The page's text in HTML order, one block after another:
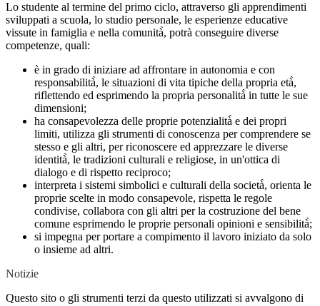
Lo studente al termine del primo ciclo, attraverso gli apprendimenti
sviluppati a scuola, lo studio personale, le esperienze educative
vissute in famiglia e nella comunità̀, potrà conseguire diverse
competenze, quali:
è in grado di iniziare ad affrontare in autonomia e con
responsabilità̀, le situazioni di vita tipiche della propria età̀,
riflettendo ed esprimendo la propria personalità̀ in tutte le sue
dimensioni;
ha consapevolezza delle proprie potenzialità̀ e dei propri
limiti, utilizza gli strumenti di conoscenza per comprendere se
stesso e gli altri, per riconoscere ed apprezzare le diverse
identità̀, le tradizioni culturali e religiose, in un'ottica di
dialogo e di rispetto reciproco;
interpreta i sistemi simbolici e culturali della società̀, orienta le
proprie scelte in modo consapevole, rispetta le regole
condivise, collabora con gli altri per la costruzione del bene
comune esprimendo le proprie personali opinioni e sensibilità̀;
si impegna per portare a compimento il lavoro iniziato da solo
o insieme ad altri.
Notizie
Questo sito o gli strumenti terzi da questo utilizzati si avvalgono di